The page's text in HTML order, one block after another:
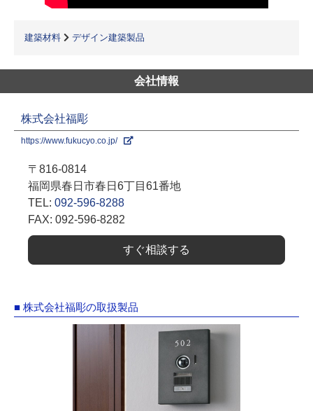
建築材料 デザイン建築製品
会社情報
株式会社福彫
https://www.fukucyo.co.jp/
〒816-0814
福岡県春日市春日6丁目61番地
TEL: 092-596-8288
FAX: 092-596-8282
すぐ相談する
■ 株式会社福彫の取扱製品